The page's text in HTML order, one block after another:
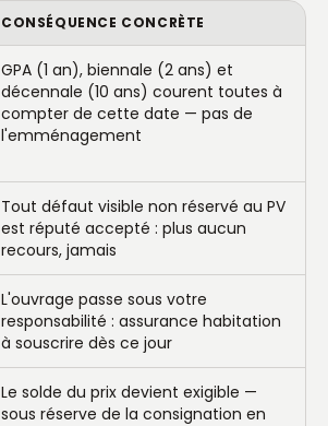
CONSÉQUENCE CONCRÈTE
GPA (1 an), biennale (2 ans) et
décennale (10 ans) courent toutes à
compter de cette date — pas de
l'emménagement
Tout défaut visible non réservé au PV
est réputé accepté : plus aucun
recours, jamais
L'ouvrage passe sous votre
responsabilité : assurance habitation
à souscrire dès ce jour
Le solde du prix devient exigible —
sous réserve de la consignation en